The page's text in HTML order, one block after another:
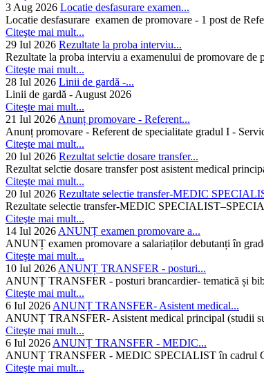
3 Aug 2026 Locatie desfasurare examen...
Locatie desfasurare examen de promovare - 1 post de
Citeşte mai mult...
29 Iul 2026 Rezultate la proba interviu...
Rezultate la proba interviu a examenului de promovare
Citeşte mai mult...
28 Iul 2026 Linii de gardă -...
Linii de gardă - August 2026
Citeşte mai mult...
21 Iul 2026 Anunț promovare - Referent...
Anunț promovare - Referent de specialitate gradul I -
Citeşte mai mult...
20 Iul 2026 Rezultat selctie dosare transfer...
Rezultat selctie dosare transfer post asistent medical
Citeşte mai mult...
20 Iul 2026 Rezultate selectie transfer-MEDIC
Rezultate selectie transfer-MEDIC
Citeşte mai mult...
14 Iul 2026 ANUNȚ examen promovare a...
ANUNȚ examen promovare a salariaților debutanți în
Citeşte mai mult...
10 Iul 2026 ANUNȚ TRANSFER - posturi...
ANUNȚ TRANSFER - posturi brancardier- tematică și
Citeşte mai mult...
6 Iul 2026 ANUNȚ TRANSFER- Asistent medical...
ANUNȚ TRANSFER- Asistent medical principal (studii
Citeşte mai mult...
6 Iul 2026 ANUNȚ TRANSFER - MEDIC...
ANUNȚ TRANSFER - MEDIC SPECIALIST în cadrul
Citeşte mai mult...